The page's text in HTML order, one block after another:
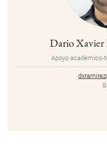
Dario Xavier
Apoyo académico-